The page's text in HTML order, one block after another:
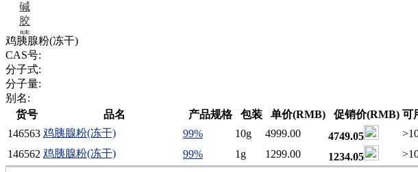
碱
胶
腈
精
肼
醌
蜡
锂
啉
磷
膦
硫
鸡胰腺粉(冻干)
CAS号:
分子式:
分子量:
别名:
货号 品名 产品规格 包装 单价(RMB) 促销价(RMB) 可
146563 鸡胰腺粉(冻干) 99% 10g 4999.00 4749.05
146562 鸡胰腺粉(冻干) 99% 1g 1299.00 1234.05